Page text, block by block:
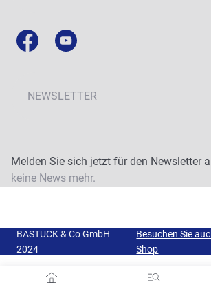
NEWSLETTER
Melden Sie sich jetzt für den Newsletter
keine News mehr.
BASTUCK & Co GmbH
2024
Besuchen Sie
Shop